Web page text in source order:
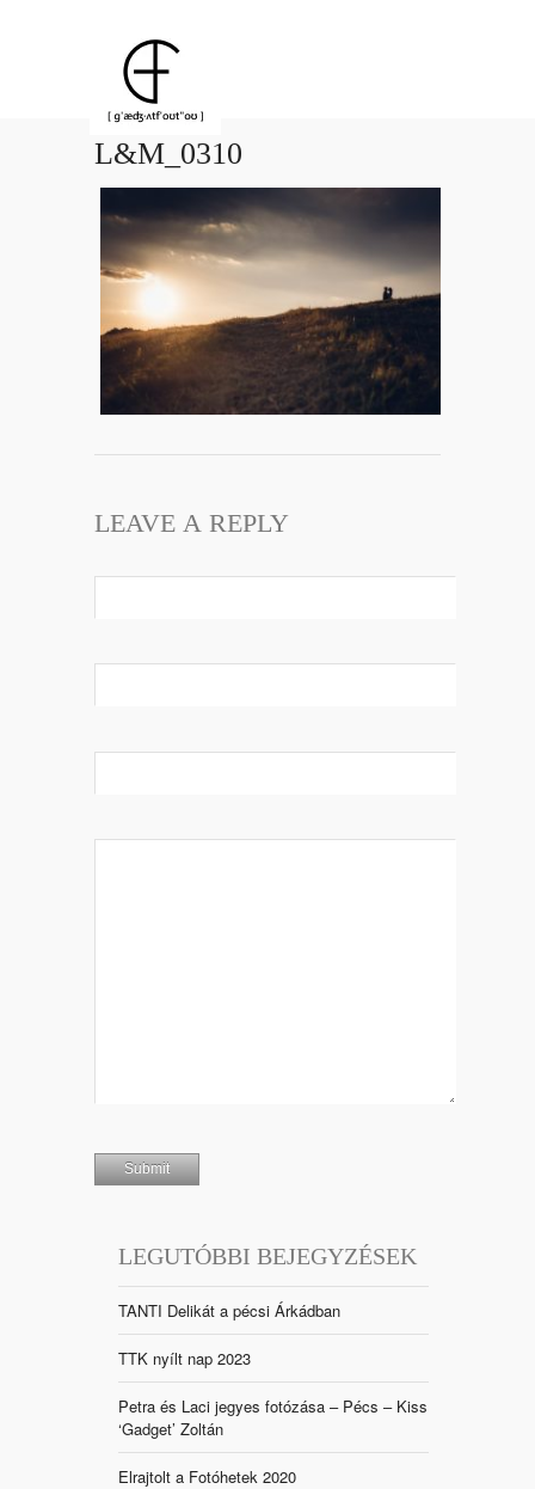
L&M_0310
LEAVE A REPLY
LEGUTÓBBI BEJEGYZÉSEK
TANTI Delikát a pécsi Árkádban
TTK nyílt nap 2023
Petra és Laci jegyes fotózása – Pécs – Kiss
‘Gadget’ Zoltán
Elrajtolt a Fotóhetek 2020